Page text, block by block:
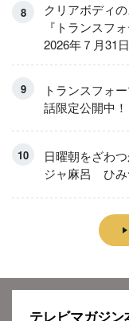
クリアボディ
『トランスフ
2026年７月31
トランスフォ
話限定公開中！
日曜朝をざわ
ジャ麻呂 ひみ
テレビマガジ